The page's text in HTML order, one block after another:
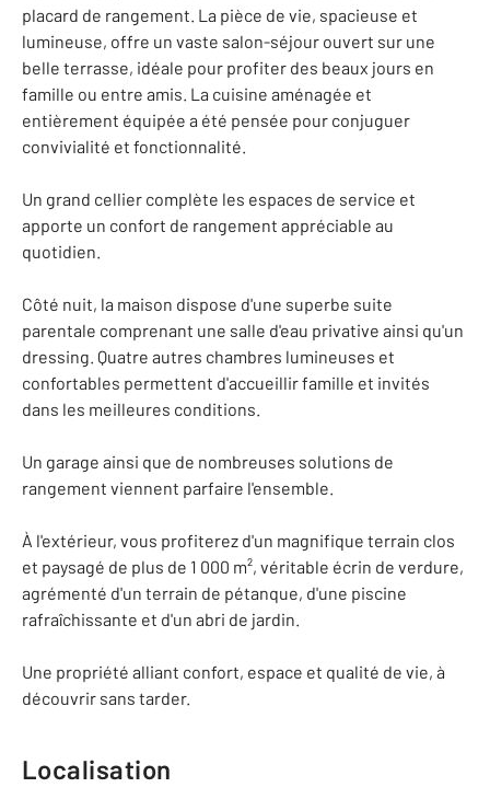
placard de rangement. La pièce de vie, spacieuse et
lumineuse, offre un vaste salon-séjour ouvert sur une
belle terrasse, idéale pour profiter des beaux jours en
famille ou entre amis. La cuisine aménagée et
entièrement équipée a été pensée pour conjuguer
convivialité et fonctionnalité.
Un grand cellier complète les espaces de service et
apporte un confort de rangement appréciable au
quotidien.
Côté nuit, la maison dispose d'une superbe suite
parentale comprenant une salle d'eau privative ainsi qu'un
dressing. Quatre autres chambres lumineuses et
confortables permettent d'accueillir famille et invités
dans les meilleures conditions.
Un garage ainsi que de nombreuses solutions de
rangement viennent parfaire l'ensemble.
À l'extérieur, vous profiterez d'un magnifique terrain clos
et paysagé de plus de 1 000 m², véritable écrin de verdure,
agrémenté d'un terrain de pétanque, d'une piscine
rafraîchissante et d'un abri de jardin.
Une propriété alliant confort, espace et qualité de vie, à
découvrir sans tarder.
Localisation